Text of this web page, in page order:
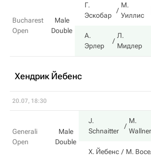
Bucharest
Open
Male
Double
Г.
Эскобар
М.
Уиллис
А.
Эрлер
Л.
Мидлер
Хендрик Йебенс
20.07, 18:30
Generali
Open
Male
Double
J.
Schnaitter
M.
Wallner
Х. Йебенс М.